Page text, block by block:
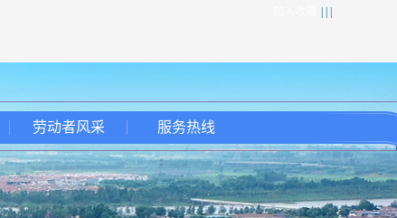
劳动者风采 服务热线